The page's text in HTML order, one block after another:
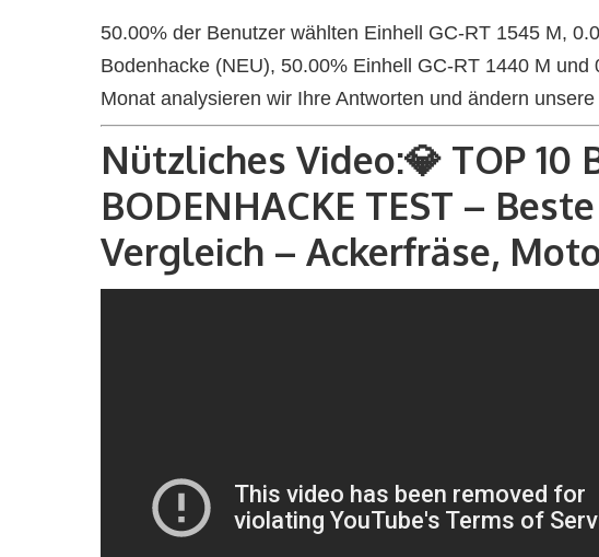
50.00% der Benutzer wählten Einhell GC-RT 1545 M,
Bodenhacke (NEU), 50.00% Einhell GC-RT 1440 M
Monat analysieren wir Ihre Antworten und ändern
Nützliches Video:💎 TOP 10
BODENHACKE TEST –
Vergleich – Ackerfräse,